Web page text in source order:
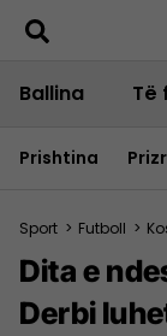
Ballina Të
Prishtina
Sport > Futboll >
Dita e
Derbi